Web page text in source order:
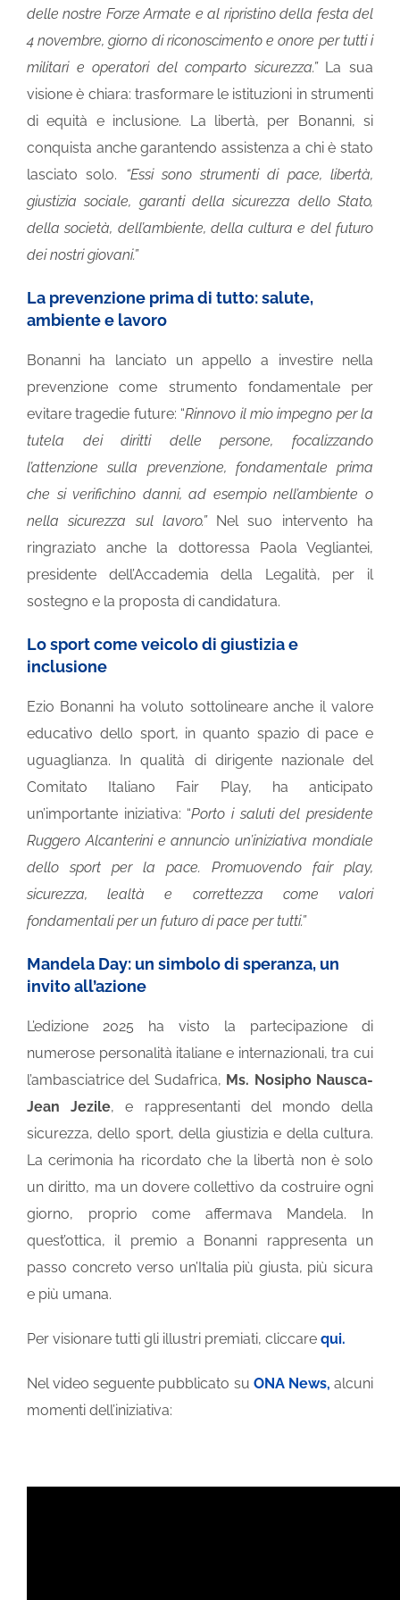
delle nostre Forze Armate e al ripristino della festa del
4 novembre, giorno di riconoscimento e onore per tutti i
militari e operatori del comparto sicurezza.”La sua
visione è chiara: trasformare le istituzioni in strumenti
di equità e inclusione. La libertà, per Bonanni, si
conquista anche garantendo assistenza a chi è stato
lasciato solo. “Essi sono strumenti di pace, libertà,
giustizia sociale, garanti della sicurezza dello Stato,
della società, dell’ambiente, della cultura e del futuro
dei nostri giovani.”
La prevenzione prima di tutto: salute,
ambiente e lavoro
Bonanni ha lanciato un appello a investire nella
prevenzione come strumento fondamentale per
evitare tragedie future: “Rinnovo il mio impegno per la
tutela dei diritti delle persone, focalizzando
l’attenzione sulla prevenzione, fondamentale prima
che si verifichino danni, ad esempio nell’ambiente o
nella sicurezza sul lavoro.”Nel suo intervento ha
ringraziato anche la dottoressa Paola Vegliantei,
presidente dell’Accademia della Legalità, per il
sostegno e la proposta di candidatura.
Lo sport come veicolo di giustizia e
inclusione
Ezio Bonanni ha voluto sottolineare anche il valore
educativo dello sport, in quanto spazio di pace e
uguaglianza. In qualità di dirigente nazionale del
Comitato Italiano Fair Play, ha anticipato
un’importante iniziativa: “Porto i saluti del presidente
Ruggero Alcanterini e annuncio un’iniziativa mondiale
dello sport per la pace. Promuovendo fair play,
sicurezza, lealtà e correttezza come valori
fondamentali per un futuro di pace per tutti.”
Mandela Day: un simbolo di speranza, un
invito all’azione
L’edizione 2025 ha visto la partecipazione di
numerose personalità italiane e internazionali, tra cui
l’ambasciatrice del Sudafrica, Ms. Nosipho Nausca-
Jean Jezile, e rappresentanti del mondo della
sicurezza, dello sport, della giustizia e della cultura.
La cerimonia ha ricordato che la libertà non è solo
un diritto, ma un dovere collettivo da costruire ogni
giorno, proprio come affermava Mandela. In
quest’ottica, il premio a Bonanni rappresenta un
passo concreto verso un’Italia più giusta, più sicura
e più umana.
Per visionare tutti gli illustri premiati, cliccare qui.
Nel video seguente pubblicato su ONA News, alcuni
momenti dell’iniziativa: